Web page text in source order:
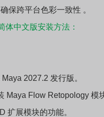
保跨平台色彩一致性 。
体中文版安装方法：
2027.2 发行版。
Maya Flow Retopology 模
扩展模块的功能。